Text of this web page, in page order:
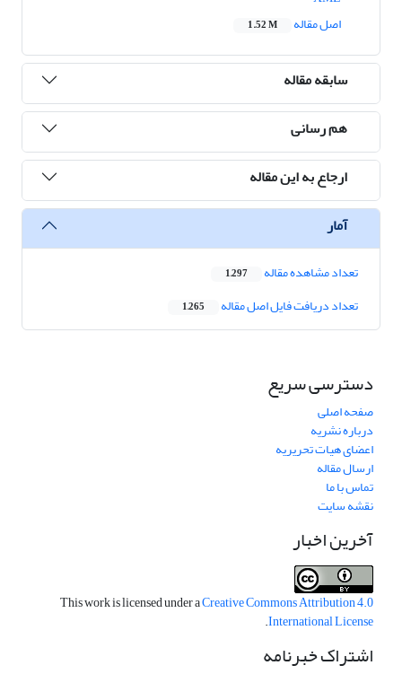
اصل مقاله
1.52 M
سابقه مقاله
هم رسانی
ارجاع به این مقاله
آمار
تعداد مشاهده مقاله 1,297
تعداد دریافت فایل اصل مقاله 1,265
دسترسی سریع
صفحه اصلی
درباره نشریه
اعضای هیات تحریریه
ارسال مقاله
تماس با ما
نقشه سایت
آخرین اخبار
This work is licensed under aCreative Commons Attribution 4.0
International License
.
اشتراک خبرنامه